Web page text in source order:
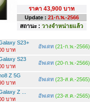
ราคา 43,900 บาท
Update : 21-ก.พ.-2566
สถานะ : วางจำหน่ายแล้ว
S23+
บาท
อัพเดท (21-ก.พ.-2566)
S23
บาท
อัพเดท (20-ก.พ.-2566)
Z 5G
บาท
อัพเดท (23-ส.ค.-2565)
Z ...
บาท
อัพเดท (23-ส.ค.-2565)